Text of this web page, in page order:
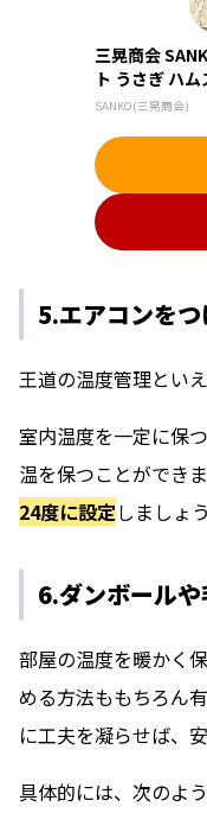
三晃商会
ト うさぎ ハ
SANKO(三晃商会)
5.エアコンをつ
王道の温度管理とい
室内温度を一定に保
温を保つことができ
24度に設定しましょう
6.ダンボール
部屋の温度を暖かく
める方法ももちろん
に工夫を凝らせば、
具体的には、次のよ